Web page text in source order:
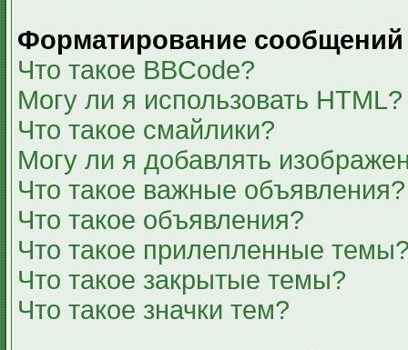
Форматирование
Что такое BBCode?
Могу ли я использовать HTML?
Что такое смайлики?
Могу ли я добавлять
Что такое важные объявления?
Что такое объявления?
Что такое прилепленные
Что такое закрытые темы?
Что такое значки тем?